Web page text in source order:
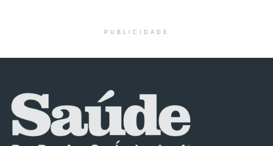
PUBLICIDADE